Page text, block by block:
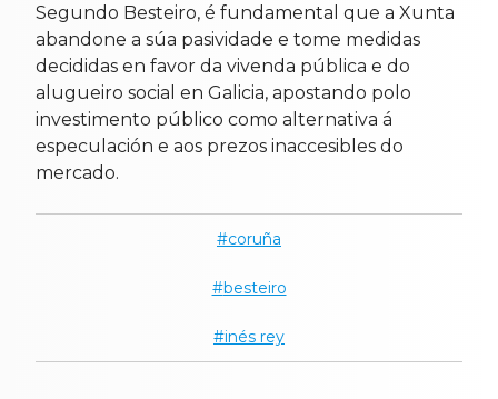
Segundo Besteiro, é fundamental que a Xunta
abandone a súa pasividade e tome medidas
decididas en favor da vivenda pública e do
alugueiro social en Galicia, apostando polo
investimento público como alternativa á
especulación e aos prezos inaccesibles do
mercado.
coruña
besteiro
inés rey